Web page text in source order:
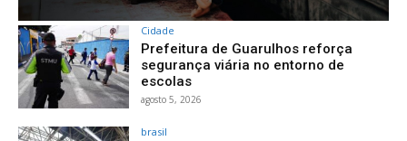
Cidade
Prefeitura de Guarulhos reforça
segurança viária no entorno de
escolas
agosto 5, 2026
brasil